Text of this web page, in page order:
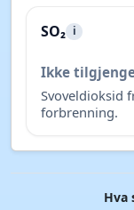
SO₂ i
Ikke
Svoveldioksid
forbrenning.
Hva